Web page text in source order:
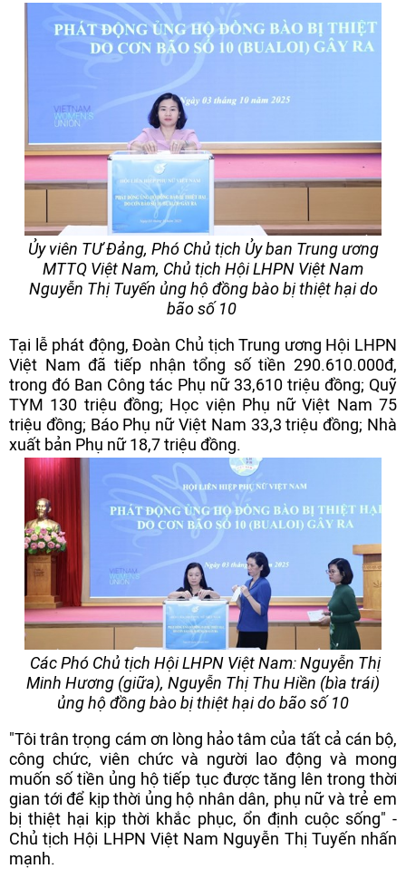
Ủy viên TƯ Đảng, Phó Chủ tịch Ủy ban Trung ương
MTTQ Việt Nam, Chủ tịch Hội LHPN Việt Nam
Nguyễn Thị Tuyến ủng hộ đồng bào bị thiệt hại do
bão số 10
Tại lễ phát động, Đoàn Chủ tịch Trung ương Hội LHPN
Việt Nam đã tiếp nhận tổng số tiền 290.610.000đ,
trong đó Ban Công tác Phụ nữ 33,610 triệu đồng; Quỹ
TYM 130 triệu đồng; Học viện Phụ nữ Việt Nam 75
triệu đồng; Báo Phụ nữ Việt Nam 33,3 triệu đồng; Nhà
xuất bản Phụ nữ 18,7 triệu đồng.
Các Phó Chủ tịch Hội LHPN Việt Nam: Nguyễn Thị
Minh Hương (giữa), Nguyễn Thị Thu Hiền (bìa trái)
ủng hộ đồng bào bị thiệt hại do bão số 10
"Tôi trân trọng cám ơn lòng hảo tâm của tất cả cán bộ,
công chức, viên chức và người lao động và mong
muốn số tiền ủng hộ tiếp tục được tăng lên trong thời
gian tới để kịp thời ủng hộ nhân dân, phụ nữ và trẻ em
bị thiệt hại kịp thời khắc phục, ổn định cuộc sống" -
Chủ tịch Hội LHPN Việt Nam Nguyễn Thị Tuyến nhấn
mạnh.